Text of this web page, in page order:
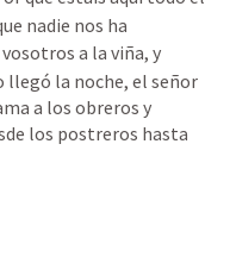
nadie nos ha
a la viña, y
llegó la noche, el señor
a los obreros y
los postreros hasta